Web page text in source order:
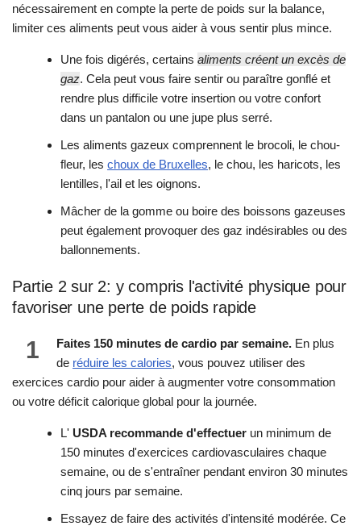
nécessairement en compte la perte de poids sur la balance,
limiter ces aliments peut vous aider à vous sentir plus mince.
Une fois digérés, certains aliments créent un excès de
gaz. Cela peut vous faire sentir ou paraître gonflé et
rendre plus difficile votre insertion ou votre confort
dans un pantalon ou une jupe plus serré.
Les aliments gazeux comprennent le brocoli, le chou-
fleur, les choux de Bruxelles, le chou, les haricots, les
lentilles, l'ail et les oignons.
Mâcher de la gomme ou boire des boissons gazeuses
peut également provoquer des gaz indésirables ou des
ballonnements.
Partie 2 sur 2: y compris l'activité physique pour
favoriser une perte de poids rapide
1 Faites 150 minutes de cardio par semaine. En plus
de réduire les calories, vous pouvez utiliser des
exercices cardio pour aider à augmenter votre consommation
ou votre déficit calorique global pour la journée.
L' USDA recommande d'effectuer un minimum de
150 minutes d'exercices cardiovasculaires chaque
semaine, ou de s'entraîner pendant environ 30 minutes
cinq jours par semaine.
Essayez de faire des activités d'intensité modérée. Ce